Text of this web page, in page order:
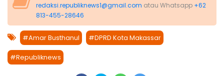
redaksi.republiknews1@gmail.com atau Whatsapp +62
813-455-28646
#Amar Busthanul #DPRD Kota Makassar
#Republiknews